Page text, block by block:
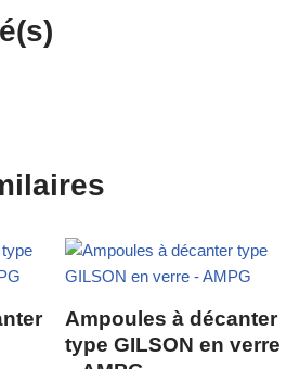
Ampoules à décanter
type GILSON en verre